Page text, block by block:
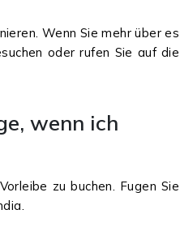
Wenn Sie mehr über es
oder rufen Sie auf die
wenn ich
zu buchen. Fugen Sie